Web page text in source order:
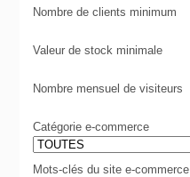
Nombre de clients minimum
Valeur de stock minimale
Nombre mensuel de visiteurs
Catégorie e-commerce
Mots-clés du site e-commerce